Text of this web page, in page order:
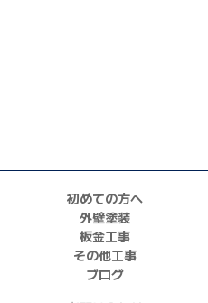
初めての方へ
外壁塗装
板金工事
その他工事
ブログ